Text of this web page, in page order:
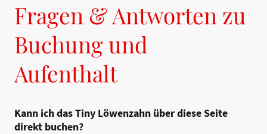
Fragen & Antworten zu
Buchung und
Aufenthalt
Kann ich das Tiny Löwenzahn über diese Seite
direkt buchen?